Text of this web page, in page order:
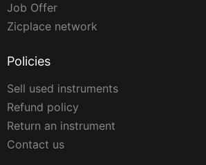
Job Offer
Zicplace network
Policies
Sell used instruments
Refund policy
Return an instrument
Contact us